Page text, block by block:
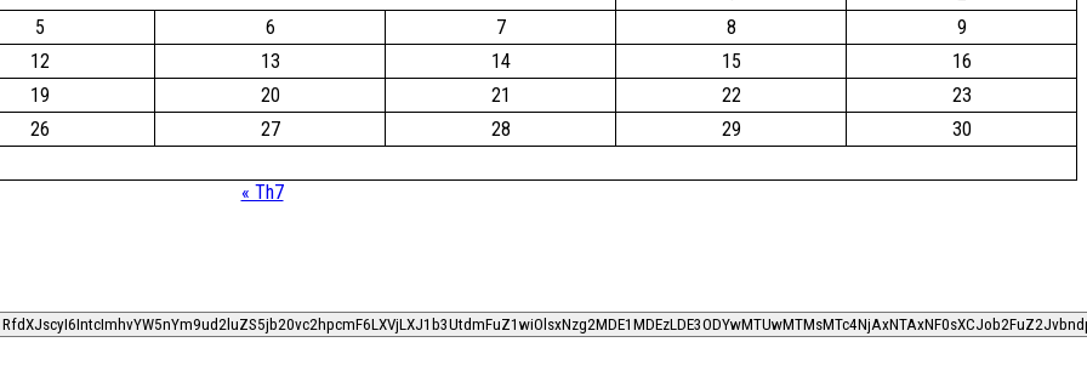
5
6 7 8
9
12
13 14 15
16
19
20 21 22
23
26
27 28 29 30
« Th7